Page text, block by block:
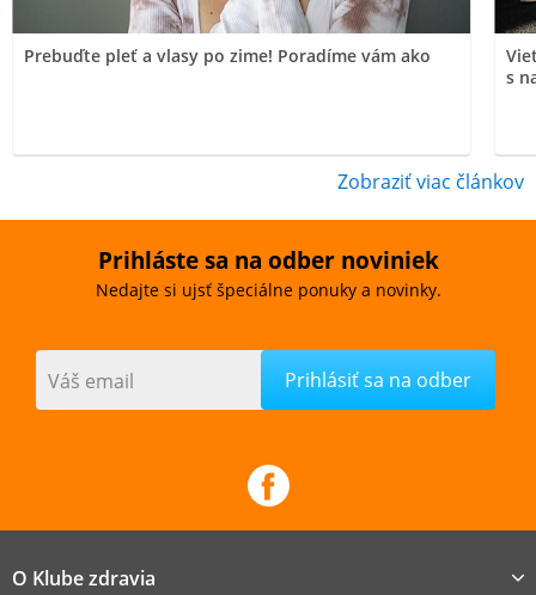
Prebuďte pleť a vlasy po zime! Poradíme vám ako
s
Zobraziť viac článkov
Prihláste sa na odber noviniek
Nedajte si ujsť špeciálne ponuky a novinky.
Váš email
O Klube zdravia